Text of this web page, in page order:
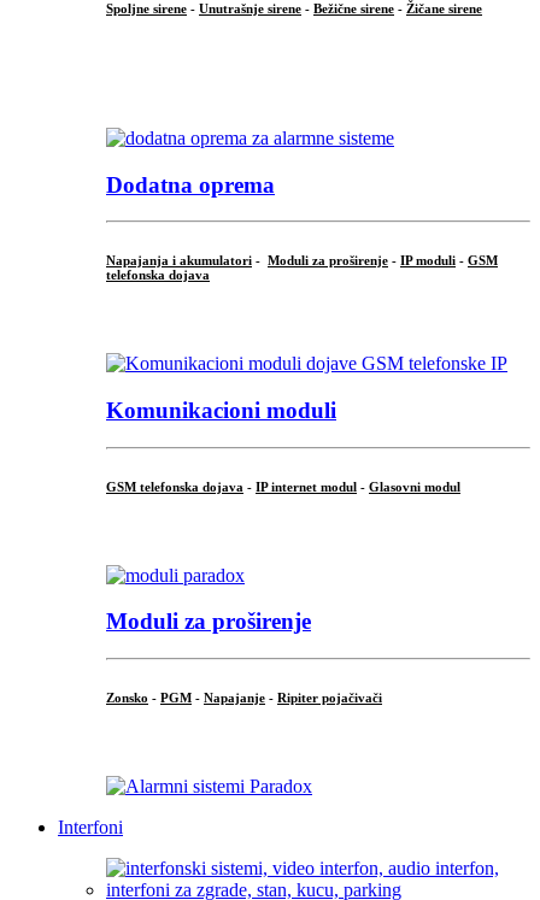
Spoljne sirene - Unutrašnje sirene - Bežične sirene - Žičane sirene
Dodatna oprema
Napajanja i akumulatori - Moduli za proširenje - IP moduli - GSM
telefonska dojava
Komunikacioni moduli
GSM telefonska dojava - IP internet modul - Glasovni modul
Moduli za proširenje
Zonsko - PGM - Napajanje - Ripiter pojačivači
Interfoni